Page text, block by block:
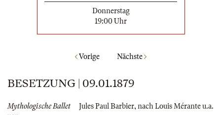
Donnerstag
19:00 Uhr
Vorige Nächste
BESETZUNG | 09.01.1879
Mythologische Ballet
Jules Paul Barbier, nach Louis Mérante u.a.